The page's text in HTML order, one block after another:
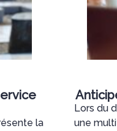
la
Lors du
une